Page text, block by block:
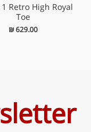
Retro High Royal
Toe
₪629.00